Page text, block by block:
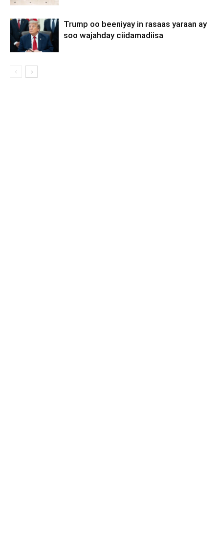
Trump oo beeniyay in rasaas yaraan ay
soo wajahday ciidamadiisa